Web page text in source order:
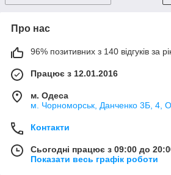
Про нас
96% позитивних з 140 відгуків за
Працює з 12.01.2016
м. Одеса
м. Чорноморськ, Данченко 3Б, 4,
Контакти
Сьогодні працює з 09:00 до
Показати весь графік роботи